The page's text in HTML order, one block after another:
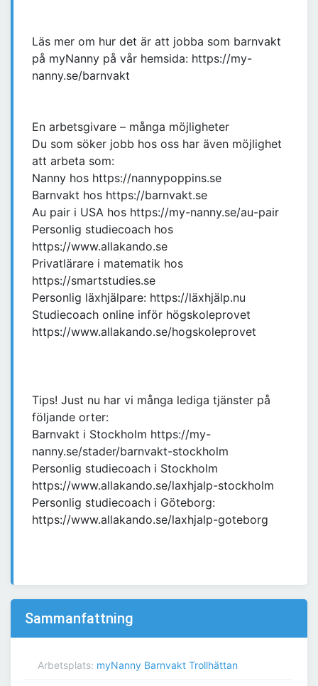
Läs mer om hur det är att jobba som barnvakt
på myNanny på vår hemsida: https://my-
nanny.se/barnvakt
En arbetsgivare – många möjligheter
Du som söker jobb hos oss har även möjlighet
att arbeta som:
Nanny hos https://nannypoppins.se
Barnvakt hos https://barnvakt.se
Au pair i USA hos https://my-nanny.se/au-pair
Personlig studiecoach hos
https://www.allakando.se
Privatlärare i matematik hos
https://smartstudies.se
Personlig läxhjälpare: https://läxhjälp.nu
Studiecoach online inför högskoleprovet
https://www.allakando.se/hogskoleprovet
Tips! Just nu har vi många lediga tjänster på
följande orter:
Barnvakt i Stockholm https://my-
nanny.se/stader/barnvakt-stockholm
Personlig studiecoach i Stockholm
https://www.allakando.se/laxhjalp-stockholm
Personlig studiecoach i Göteborg:
https://www.allakando.se/laxhjalp-goteborg
Sammanfattning
Arbetsplats: myNanny Barnvakt Trollhättan